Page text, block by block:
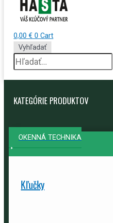
0,00 € 0 Cart
Vyhľadať
KATEGÓRIE PRODUKTOV
OKENNÁ TECHNIKA
Kľučky